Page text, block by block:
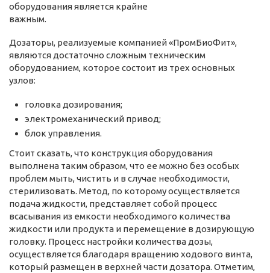
оборудования является крайне
важным.
Дозаторы, реализуемые компанией «ПромБиоФит»,
являются достаточно сложным техническим
оборудованием, которое состоит из трех основных
узлов:
головка дозирования;
электромеханический привод;
блок управления.
Стоит сказать, что конструкция оборудования
выполнена таким образом, что ее можно без особых
проблем мыть, чистить и в случае необходимости,
стерилизовать. Метод, по которому осуществляется
подача жидкости, представляет собой процесс
всасывания из емкости необходимого количества
жидкости или продукта и перемещение в дозирующую
головку. Процесс настройки количества дозы,
осуществляется благодаря вращению ходового винта,
который размещен в верхней части дозатора. Отметим,